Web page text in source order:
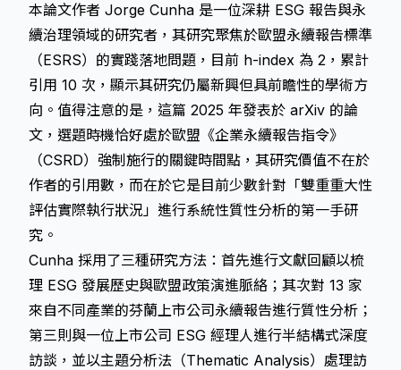
本論文作者 Jorge Cunha 是一位深耕 ESG 報告與永
續治理領域的研究者，其研究聚焦於歐盟永續報告標準
（ESRS）的實踐落地問題，目前 h-index 為 2，累計
引用 10 次，顯示其研究仍屬新興但具前瞻性的學術方
向。值得注意的是，這篇 2025 年發表於 arXiv 的論
文，選題時機恰好處於歐盟《企業永續報告指令》
（CSRD）強制施行的關鍵時間點，其研究價值不在於
作者的引用數，而在於它是目前少數針對「雙重重大性
評估實際執行狀況」進行系統性質性分析的第一手研
究。
Cunha 採用了三種研究方法：首先進行文獻回顧以梳
理 ESG 發展歷史與歐盟政策演進脈絡；其次對 13 家
來自不同產業的芬蘭上市公司永續報告進行質性分析；
第三則與一位上市公司 ESG 經理人進行半結構式深度
訪談，並以主題分析法（Thematic Analysis）處理訪